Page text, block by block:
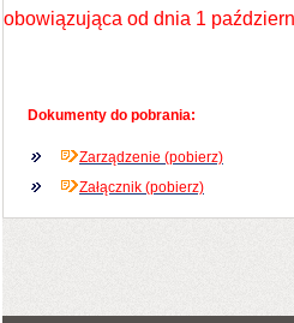
obowiązująca od dnia 1
Dokumenty do pobrania:
Zarządzenie (pobierz)
Załącznik (pobierz)